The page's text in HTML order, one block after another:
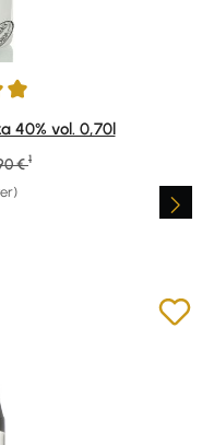
von 5 Sternen
40% vol. 0,70l
Preis:
€ 1